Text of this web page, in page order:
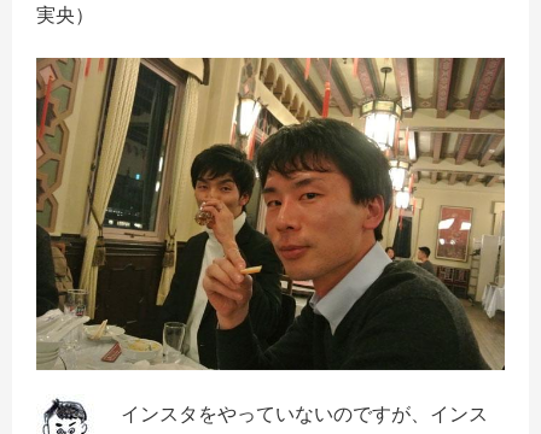
実央）
インスタをやっていないのですが、インス